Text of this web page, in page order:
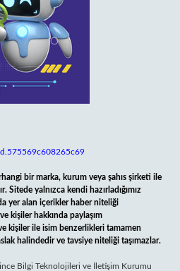
bir marka, kurum veya şahıs şirketi ile
Sitede yalnızca kendi hazırladığımız
yer alan içerikler haber niteliği
kişiler hakkında paylaşım
kişiler ile isim benzerlikleri tamamen
halindedir ve tavsiye niteliği taşımazlar.
Bilgi Teknolojileri ve İletişim Kurumu